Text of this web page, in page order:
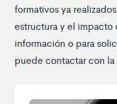
formativos ya
estructura y el impacto
información o para
puede contactar con